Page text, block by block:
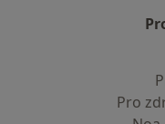
Pro